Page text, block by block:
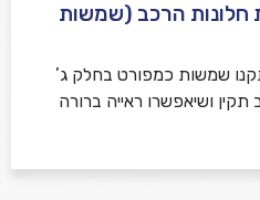
הרכב (שמשות
שמשות כמפורט בחלק ג’
ושיאפשרו ראייה ברורה